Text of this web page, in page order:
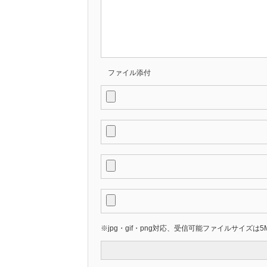
ファイル添付
※jpg・gif・png対応、受信可能ファイルサイズは